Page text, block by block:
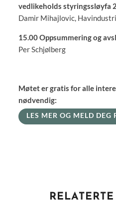
vedlikeholds styringssløyfa
Damir Mihajlovic,
15.00 Oppsummering og
Per Schjølberg
Møtet er gratis for alle
nødvendig:
LES MER OG MELD DEG